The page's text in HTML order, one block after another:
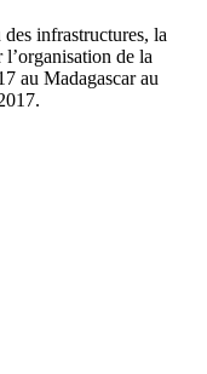
infrastructures, la
de la
au Madagascar au